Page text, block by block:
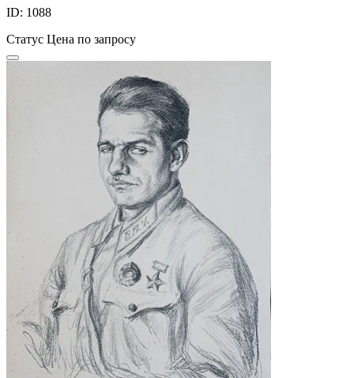
ID: 1088
Статус Цена по запросу